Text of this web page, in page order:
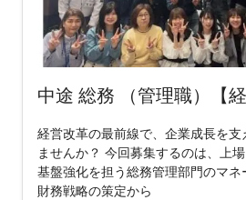
中途 総務 （管理職）【
経営改革の最前線で、企業成長を
ませんか？ 今回募集するのは、上
基盤強化を担う総務管理部門のマネ
財務戦略の策定から